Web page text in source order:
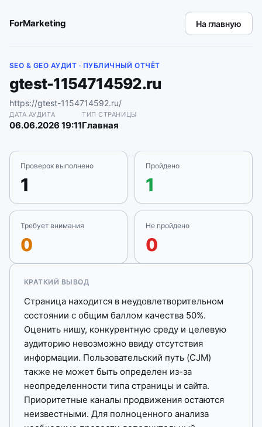
ForMarketing На главную
SEO & GEO АУДИТ · ПУБЛИЧНЫЙ ОТЧЁТ
gtest-1154714592.ru
https://gtest-1154714592.ru/
ДАТА АУДИТА
06.06.2026 19:11
ТИП СТРАНИЦЫ
Главная
Проверок выполнено
1
Пройдено
1
Требует внимания
0
Не пройдено
0
КРАТКИЙ ВЫВОД
Страница находится в неудовлетворительном
состоянии с общим баллом качества 50%.
Оценить нишу, конкурентную среду и целевую
аудиторию невозможно ввиду отсутствия
информации. Пользовательский путь (CJM)
также не может быть определен из-за
неопределенности типа страницы и сайта.
Приоритетные каналы продвижения остаются
неизвестными. Для полноценного анализа